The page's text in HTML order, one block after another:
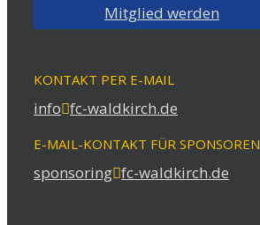
Mitglied werden
KONTAKT PER E-MAIL
info fc-waldkirch.de
E-MAIL-KONTAKT FÜR SPONSOREN
sponsoring fc-waldkirch.de